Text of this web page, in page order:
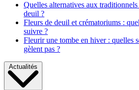
Quelles alternatives aux
deuil ?
Fleurs de deuil et crématoriums :
suivre ?
Fleurir une tombe en hiver : quelles
gèlent pas ?
Actualités